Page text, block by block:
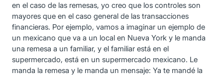
en el caso de las remesas, yo creo que los controles son
mayores que en el caso general de las transacciones
financieras. Por ejemplo, vamos a imaginar un ejemplo de
un mexicano que va a un local en Nueva York y le manda
una remesa a un familiar, y el familiar está en el
supermercado, está en un supermercado mexicano. Le
manda la remesa y le manda un mensaje: Ya te mandé la